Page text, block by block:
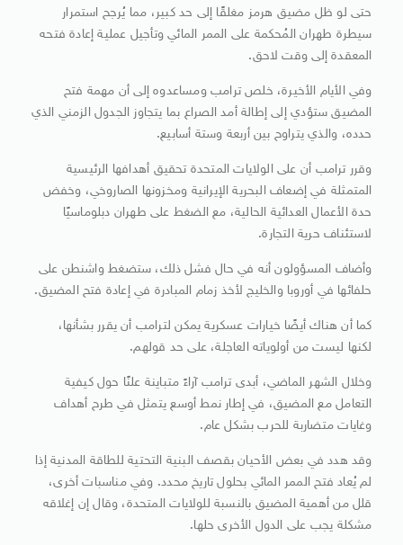
حتى لو ظل مضيق هرمز مغلقًا إلى حد كبير، مما يُرجح استمرار
سيطرة طهران المُحكمة على الممر المائي وتأجيل عملية إعادة فتحه
المعقدة إلى وقت لاحق.
وفي الأيام الأخيرة، خلص ترامب ومساعدوه إلى أن مهمة فتح
المضيق ستؤدي إلى إطالة أمد الصراع بما يتجاوز الجدول الزمني الذي
حدده، والذي يتراوح بين أربعة وستة أسابيع.
وقرر ترامب أن على الولايات المتحدة تحقيق أهدافها الرئيسية
المتمثلة في إضعاف البحرية الإيرانية ومخزونها الصاروخي، وخفض
حدة الأعمال العدائية الحالية، مع الضغط على طهران دبلوماسيًا
لاستئناف حرية التجارة.
وأضاف المسؤولون أنه في حال فشل ذلك، ستضغط واشنطن على
حلفائها في أوروبا والخليج لأخذ زمام المبادرة في إعادة فتح المضيق.
كما أن هناك أيضًا خيارات عسكرية يمكن لترامب أن يقرر بشأنها،
لكنها ليست من أولوياته العاجلة، على حد قولهم.
وخلال الشهر الماضي، أبدى ترامب آراءً متباينة علنًا حول كيفية
التعامل مع المضيق، في إطار نمط أوسع يتمثل في طرح أهداف
وغايات متضاربة للحرب بشكل عام.
وقد هدد في بعض الأحيان بقصف البنية التحتية للطاقة المدنية إذا
لم يُعاد فتح الممر المائي بحلول تاريخ محدد. وفي مناسبات أخرى،
قلل من أهمية المضيق بالنسبة للولايات المتحدة، وقال إن إغلاقه
مشكلة يجب على الدول الأخرى حلها.